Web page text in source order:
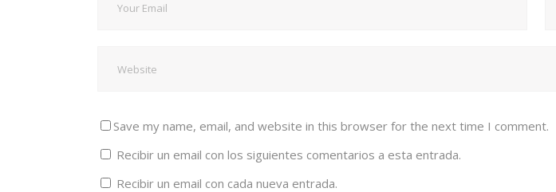
Save my name, email, and website in this browser for the next time I comment.
Recibir un email con los siguientes comentarios a esta entrada.
Recibir un email con cada nueva entrada.